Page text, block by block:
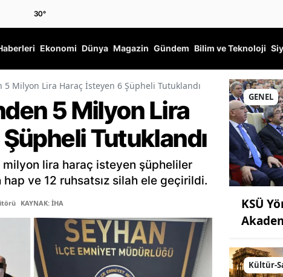
30°
Ekonomi Dünya Magazin Gündem Bilim ve Teknoloji
Milyon Lira Haraç İsteyen 6 Şüpheli Tutuklandı
5 Milyon Lira
Tutuklandı
lira haraç isteyen şüpheliler
ve 12 ruhsatsız silah ele geçirildi.
KAYNAK: İHA
GENEL
KSÜ
Kültür-